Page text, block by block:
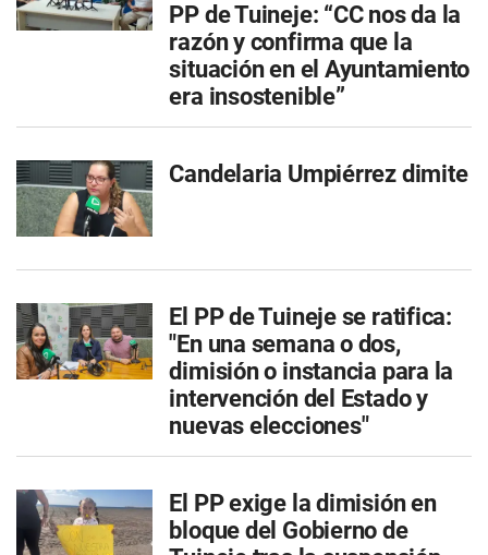
PP de Tuineje: “CC nos da la
razón y confirma que la
situación en el Ayuntamiento
era insostenible”
Candelaria Umpiérrez dimite
El PP de Tuineje se ratifica:
"En una semana o dos,
dimisión o instancia para la
intervención del Estado y
nuevas elecciones"
El PP exige la dimisión en
bloque del Gobierno de